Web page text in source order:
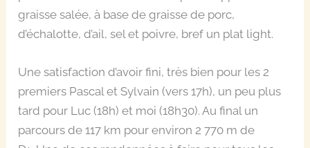
graisse salée, à base de graisse de porc,
d’échalotte, d’ail, sel et poivre, bref un plat light.
Une satisfaction d’avoir fini, très bien pour les 2
premiers Pascal et Sylvain (vers 17h), un peu plus
tard pour Luc (18h) et moi (18h30). Au final un
parcours de 117 km pour environ 2 770 m de